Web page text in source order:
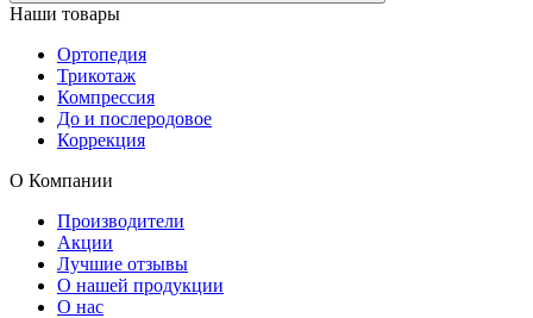
Наши товары
Ортопедия
Трикотаж
Компрессия
До и послеродовое
Коррекция
О Компании
Производители
Акции
Лучшие отзывы
О нашей продукции
О нас